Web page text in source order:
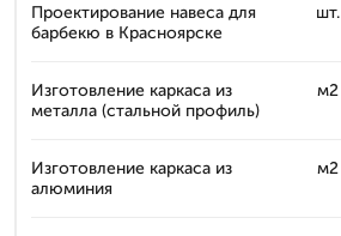
Проектирование навеса для
барбекю в Красноярске
шт.
Изготовление каркаса из
металла (стальной профиль)
м2
Изготовление каркаса из
алюминия
м2